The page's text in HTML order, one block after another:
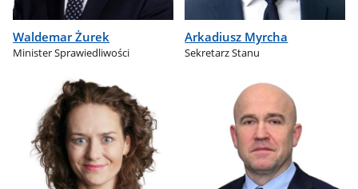
Waldemar Żurek
Minister Sprawiedliwości
Arkadiusz Myrcha
Sekretarz Stanu